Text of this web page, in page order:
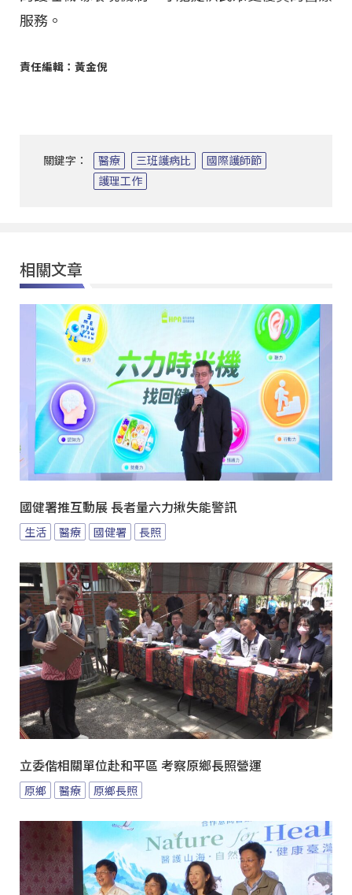
服務。
責任編輯：黃金倪
關鍵字： 醫療 三班護病比
國際護師節
護理工作
相關文章
國健署推互動展 長者量六力揪失能警訊
生活 醫療 國健署 長照
立委偕相關單位赴和平區 考察原鄉長照營運
原鄉 醫療 原鄉長照